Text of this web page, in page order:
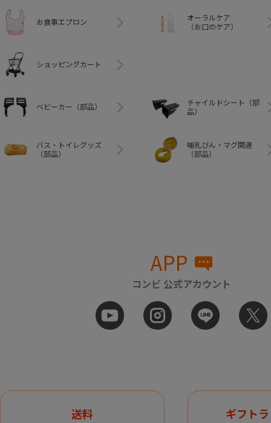
お食事エプロン
オーラルケア
（お口のケア）
ショッピングカート
ベビーカー（部品）
チャイルドシート（部
品）
バス・トイレグッズ
（部品）
哺乳びん・マグ関連
（部品）
APP
コンビ 公式アカウント
送料 ギフト